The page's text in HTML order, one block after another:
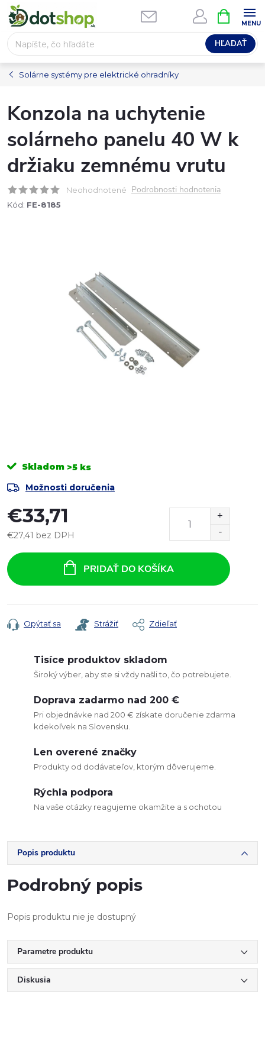
Prejsť
na
obsah
HĽADAŤ
KOŠÍK
Solárne systémy pre elektrické ohradníky
Konzola na uchytenie
solárneho panelu 40 W k
držiaku zemnému vrutu
Neohodnotené Podrobnosti hodnotenia
Kód: FE-8185
Skladom >5 ks
Možnosti doručenia
€33,71
€27,41 bez DPH
cena:
PRIDAŤ DO KOŠÍKA
Opýtať sa Strážiť Zdieľať
Tisíce produktov skladom
Široký výber, aby ste si vždy našli to, čo potrebujete.
Doprava zadarmo nad 200 €
Pri objednávke nad 200 € získate doručenie zdarma
kdekoľvek na Slovensku.
Len overené značky
Produkty od dodávateľov, ktorým dôverujeme.
Rýchla podpora
Na vaše otázky reagujeme okamžite a s ochotou
Popis produktu
Podrobný popis
Popis produktu nie je dostupný
Parametre produktu
Diskusia